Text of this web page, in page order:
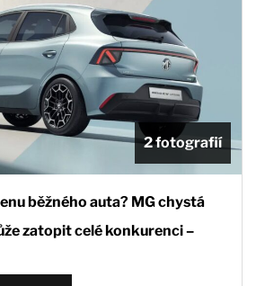
2 fotografií
běžného auta? MG chystá
zatopit celé konkurenci –